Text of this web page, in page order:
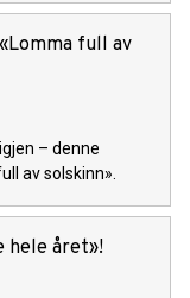
og ujålete
full av
– denne
av solskinn».
hele året»!